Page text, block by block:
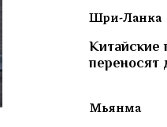
Шри-Ланка
Китайские
переносят
Мьянма